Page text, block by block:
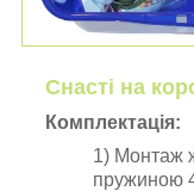
Снасті на
Комплектація:
1) Монтаж
пружиною